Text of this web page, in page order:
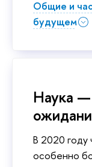
Общие и
будущем
Наука
В 2020 году
особенно